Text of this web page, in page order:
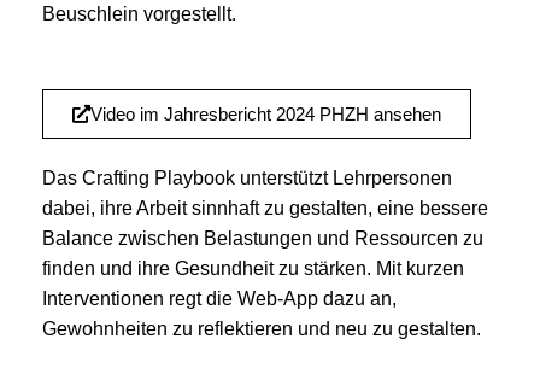
Beuschlein vorgestellt.
Video im Jahresbericht 2024 PHZH ansehen
Das Crafting Playbook unterstützt Lehrpersonen
dabei, ihre Arbeit sinnhaft zu gestalten, eine bessere
Balance zwischen Belastungen und Ressourcen zu
finden und ihre Gesundheit zu stärken. Mit kurzen
Interventionen regt die Web-App dazu an,
Gewohnheiten zu reflektieren und neu zu gestalten.